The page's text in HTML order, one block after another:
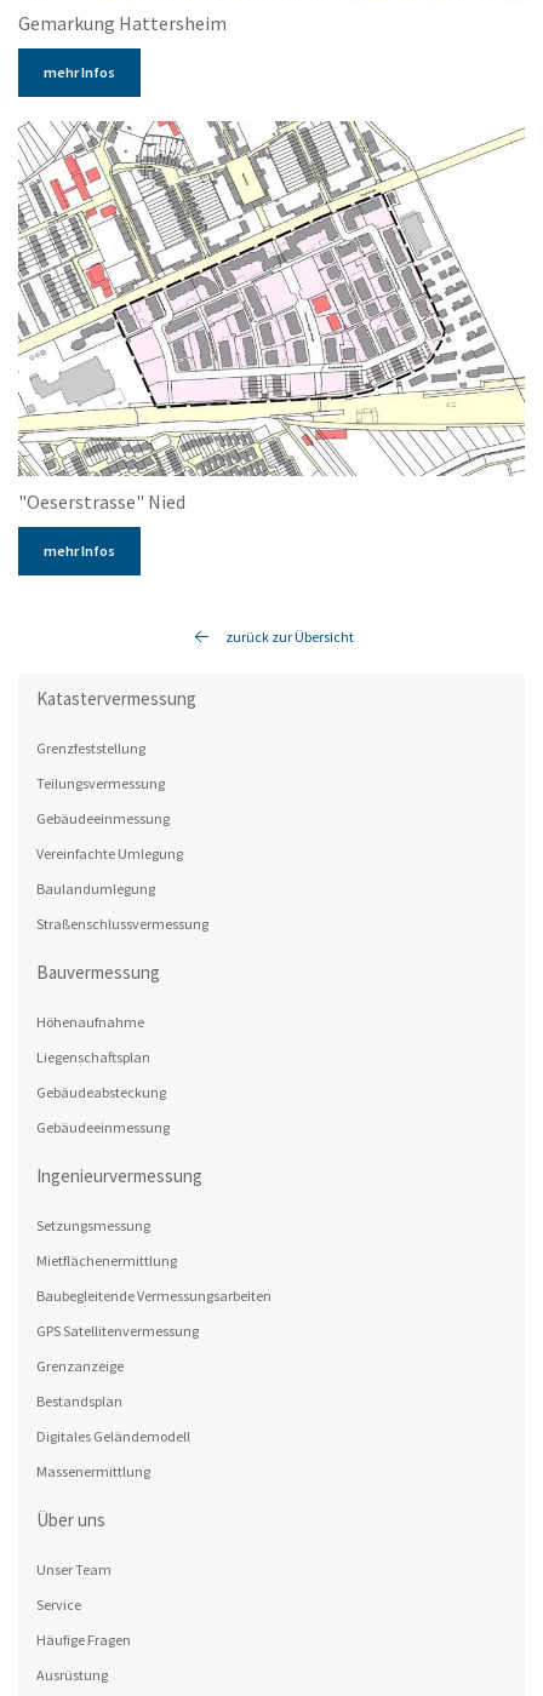
Gemarkung Hattersheim
mehr Infos
"Oeserstrasse" Nied
mehr Infos
zurück zur Übersicht
Katastervermessung
Grenzfeststellung
Teilungsvermessung
Gebäudeeinmessung
Vereinfachte Umlegung
Baulandumlegung
Straßenschlussvermessung
Bauvermessung
Höhenaufnahme
Liegenschaftsplan
Gebäudeabsteckung
Gebäudeeinmessung
Ingenieurvermessung
Setzungsmessung
Mietflächenermittlung
Baubegleitende Vermessungsarbeiten
GPS Satellitenvermessung
Grenzanzeige
Bestandsplan
Digitales Geländemodell
Massenermittlung
Über uns
Unser Team
Service
Häufige Fragen
Ausrüstung